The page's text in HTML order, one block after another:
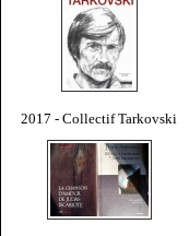
2017 - Collectif Tarkovski